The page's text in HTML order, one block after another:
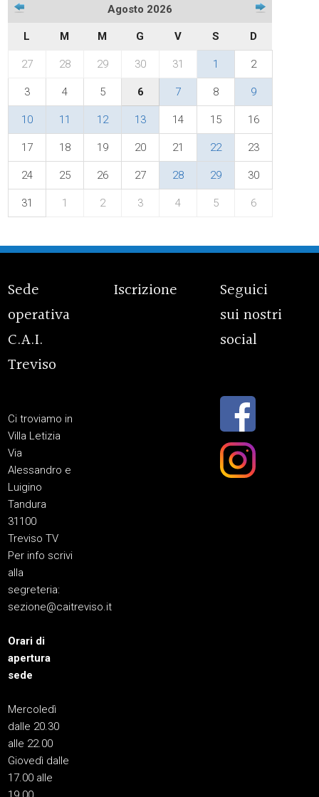
Agosto 2026
L M M G V S D
27 28 29 30 31 1 2
3 4 5 6 7 8 9
10 11 12 13 14 15 16
17 18 19 20 21 22 23
24 25 26 27 28 29 30
31 1 2 3 4 5 6
Sede
operativa
C.A.I.
Treviso
Ci troviamo in
Villa Letizia
Via
Alessandro e
Luigino
Tandura
31100
Treviso TV
Per info scrivi
alla
segreteria:
sezione@caitreviso.it
Orari di
apertura
sede
Mercoledì
dalle 20.30
alle 22.00
Giovedì dalle
17.00 alle
Iscrizione
Seguici
sui nostri
social